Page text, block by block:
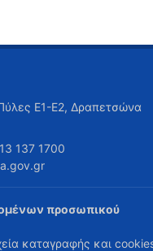
Ε1-Ε2, Δραπετσώνα
137 1700
προσωπικού
καταγραφής και